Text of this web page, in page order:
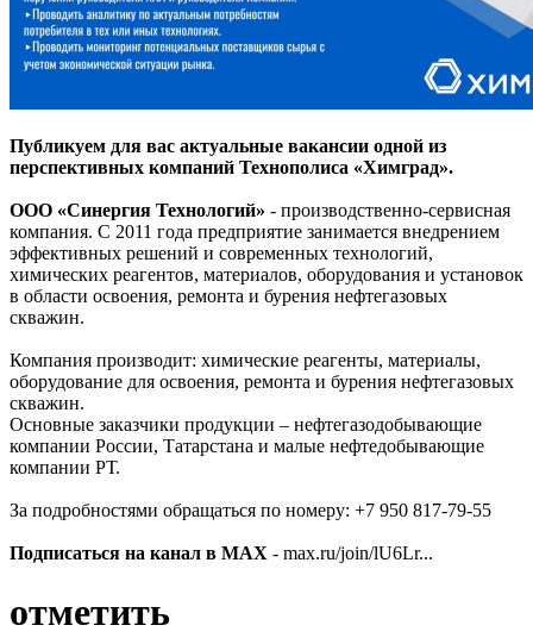
Публикуем для вас актуальные вакансии одной из
перспективных компаний Технополиса «Химград».
ООО «Синергия Технологий» - производственно-сервисная
компания. С 2011 года предприятие занимается внедрением
эффективных решений и современных технологий,
химических реагентов, материалов, оборудования и установок
в области освоения, ремонта и бурения нефтегазовых
скважин.
Компания производит: химические реагенты, материалы,
оборудование для освоения, ремонта и бурения нефтегазовых
скважин.
Основные заказчики продукции – нефтегазодобывающие
компании России, Татарстана и малые нефтедобывающие
компании РТ.
За подробностями обращаться по номеру: +7 950 817-79-55
Подписаться на канал в MAX - max.ru/join/lU6Lr...
отметить